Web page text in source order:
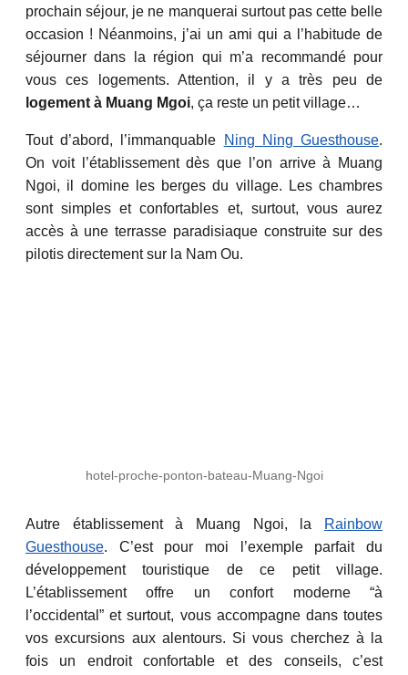
prochain séjour, je ne manquerai surtout pas cette belle
occasion ! Néanmoins, j’ai un ami qui a l’habitude de
séjourner dans la région qui m’a recommandé pour
vous ces logements. Attention, il y a très peu de
logement à Muang Mgoi, ça reste un petit village…
Tout d’abord, l’immanquable Ning Ning Guesthouse.
On voit l’établissement dès que l’on arrive à Muang
Ngoi, il domine les berges du village. Les chambres
sont simples et confortables et, surtout, vous aurez
accès à une terrasse paradisiaque construite sur des
pilotis directement sur la Nam Ou.
hotel-proche-ponton-bateau-Muang-Ngoi
Autre établissement à Muang Ngoi, la
Rainbow
Guesthouse. C’est pour moi l’exemple parfait du
développement touristique de ce petit village.
L’établissement offre un confort moderne “à
l’occidental” et surtout, vous accompagne dans toutes
vos excursions aux alentours. Si vous cherchez à la
fois un endroit confortable et des conseils, c’est